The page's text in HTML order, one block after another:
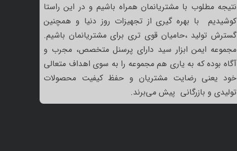
نتیجه مطلوب با مشتریانمان همراه باشیم و در این راستا
کوشیدیم با بهره گیری از تجهیزات روز دنیا و همچنین
گسترش تولید ،حامیان قوی تری برای مشتریانمان باشیم.
مجموعه ایمن ابزار سید دارای پرسنل متخصص، مجرب و
آگاه بوده که به یاری هم مجموعه را به سوی اهداف متعالی
خود یعنی رضایت مشتریان و حفظ کیفیت محصولات
تولیدی و بازرگانی پیش می‌برند.